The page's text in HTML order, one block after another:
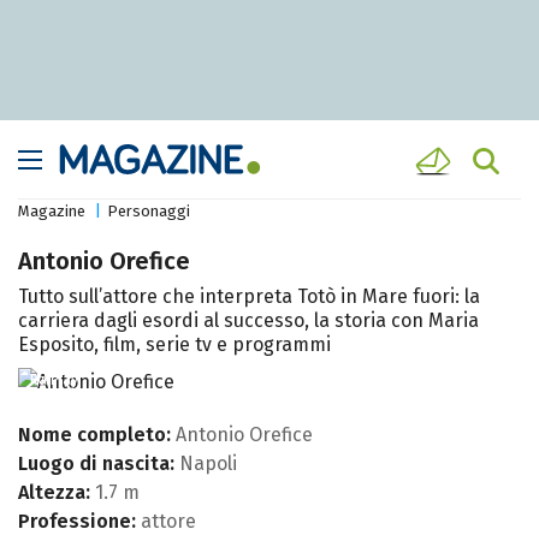
Magazine Personaggi
Antonio Orefice
Tutto sull’attore che interpreta Totò in Mare fuori: la
carriera dagli esordi al successo, la storia con Maria
Esposito, film, serie tv e programmi
RaiPlay
Nome completo: Antonio Orefice
Luogo di nascita: Napoli
Altezza: 1.7 m
Professione: attore